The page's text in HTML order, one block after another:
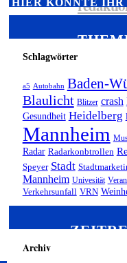
HIER KÖNNTE
Schlagwörter
a5 Autobahn Baden-
Blaulicht Blitzer crash
Gesundheit Heidelberg
Mannheim
Radar Radarkonbtrollen
Speyer Stadt
Mannheim Univesität
Verkehrsunfall VRN
Archiv